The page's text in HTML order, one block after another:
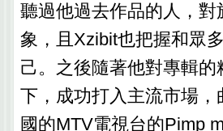
聽過他過去作品的人，
象，且Xzibit也把握和眾
己。之後隨著他對專輯
下，成功打入主流市場
國的MTV電視台的Pimp